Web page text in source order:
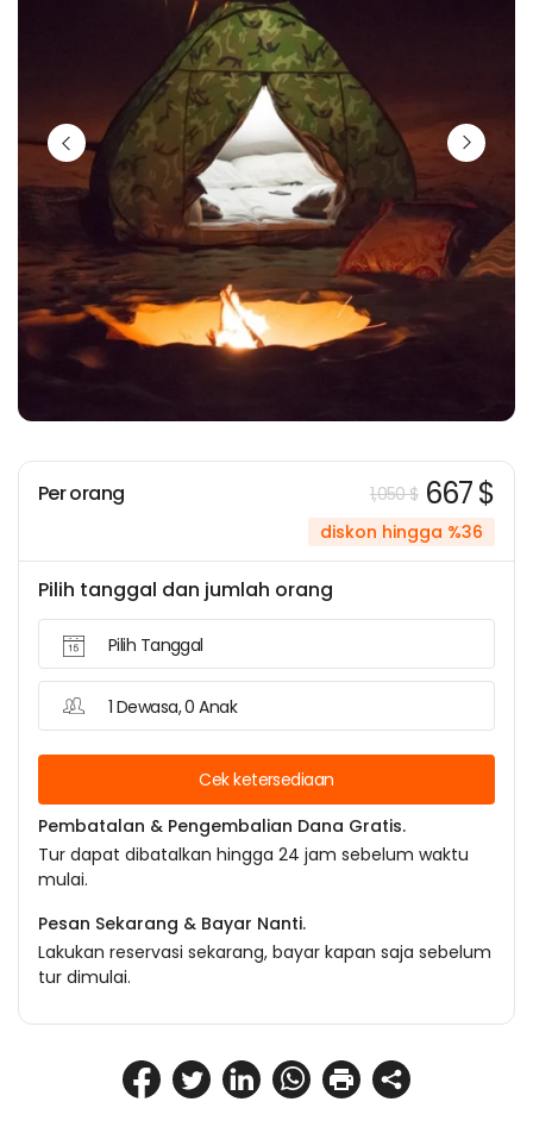
Per orang 1,050 $ 667 $
diskon hingga %36
Pilih tanggal dan jumlah orang
Pilih Tanggal
1 Dewasa, 0 Anak
Cek ketersediaan
Pembatalan & Pengembalian Dana Gratis.
Tur dapat dibatalkan hingga 24 jam sebelum waktu
mulai.
Pesan Sekarang & Bayar Nanti.
Lakukan reservasi sekarang, bayar kapan saja sebelum
tur dimulai.